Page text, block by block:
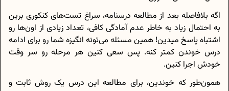
اگه بلافاصله بعد از مطالعه درسنامه، سراغ تست‌های کنکوری برین
به احتمال زیاد به خاطر عدم آمادگی کافی، تعداد زیادی از اون‌ها رو
اشتباه پاسخ میدین! همین مسئله می‌تونه انگیزه شما رو برای ادامه
درس خوندن کمتر کنه. پس سعی کنین هر مرحله رو سر وقت
خودش اجرا کنین.
همون‌طور که خوندین، برای مطالعه این درس یک روش ثابت و